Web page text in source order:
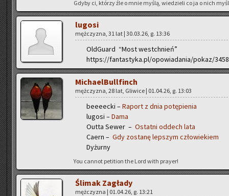
Gdyby ci, któ­rzy źle o mnie myślą, wie­dzie­li co ja o nich
lu­go­si
męż­czy­zna, 31 lat | 30.03.26, g. 13:36
Old­Gu­ard “Most wes­tchnień”
https://fantastyka.pl/opowiadania/pokaz/
Mi­cha­el­Bul­l­finch
męż­czy­zna, 28 lat, Gli­wi­ce | 01.04.26, g. 13:03
be­eeec­ki –Ra­port z dnia po­tę­pie­nia
lu­go­si –Dama
Outta Sewer – Ostat­ni od­dech lata
Caern – Gdy zo­sta­nę lep­szym czło­wie­kiem
Dy­żur­ny
You can­not pe­ti­tion the Lord with pray­er!
Śli­mak Za­gła­dy
męż­czy­zna | 01.04.26, g. 13:21